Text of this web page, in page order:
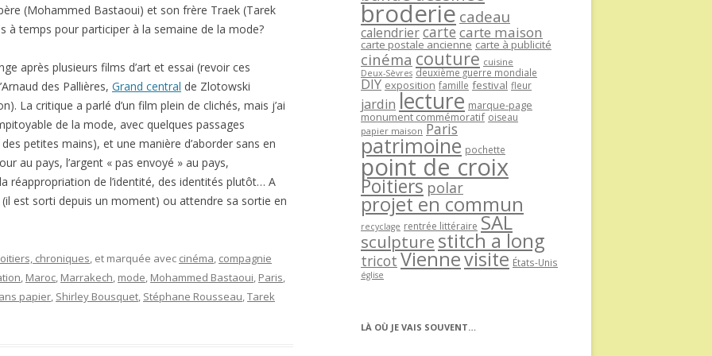
(Mohammed Bastaoui) et son frère Traek (Tarek
à temps pour participer à la semaine de la mode?
après plusieurs films d’art et essai (revoir ces
des Pallières, Grand central de Zlotowski
La critique a parlé d’un film plein de clichés, mais j’ai
de la mode, avec quelques passages
petites mains), et une manière d’aborder sans en
au pays, l’argent « pas envoyé » au pays,
réappropriation de l’identité, des identités plutôt… A
(il est sorti depuis un moment) ou attendre sa sortie en
chroniques, et marquée avec cinéma, compagnie
, Maroc, Marrakech, mode, Mohammed Bastaoui, Paris,
papier, Shirley Bousquet, Stéphane Rousseau,Tarek
broderie cadeau
calendriercartecarte maison
carte postale ancienne carte à publicité
cinéma couture cuisine
Deux-Sèvres deuxième guerre mondiale
DIY exposition famille festival fleur
jardin lecture marque-page
monument commémoratif oiseau
papier maison Paris
patrimoine pochette
point de croix
Poitiers polar
projet en commun
recyclage rentrée littéraire SAL
sculpture stitch a long
tricot Viennevisite États-Unis
église
LÀ OÙ JE VAIS SOUVENT…